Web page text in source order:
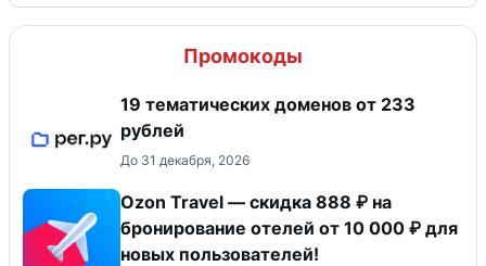
Промокоды
19 тематических доменов от 233
рублей
До 31 декабря, 2026
Ozon Travel — скидка 888 ₽ на
бронирование отелей от 10 000 ₽ для
новых пользователей!